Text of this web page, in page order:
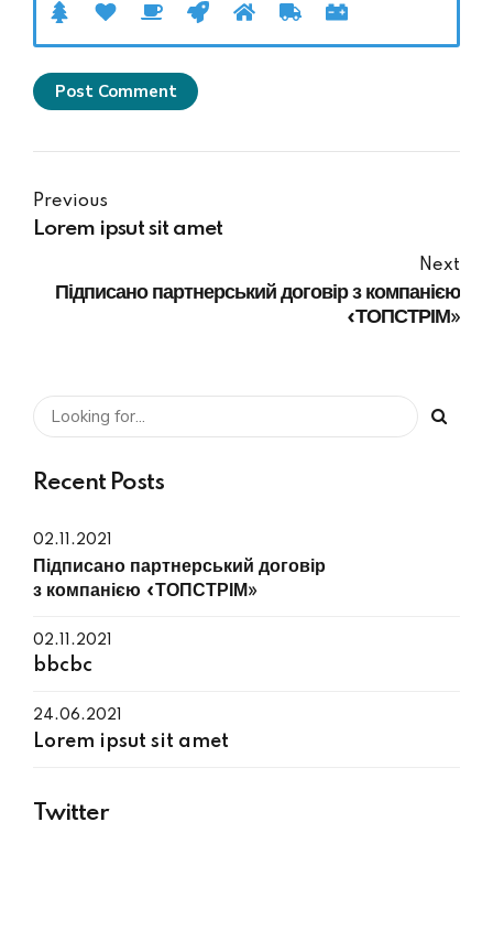
Post Comment
Previous
Lorem ipsut sit amet
Next
Підписано партнерський договір з компанією
«ТОПСТРІМ»
Recent Posts
02.11.2021
Підписано партнерський договір
з компанією «ТОПСТРІМ»
02.11.2021
bbcbc
24.06.2021
Lorem ipsut sit amet
Twitter